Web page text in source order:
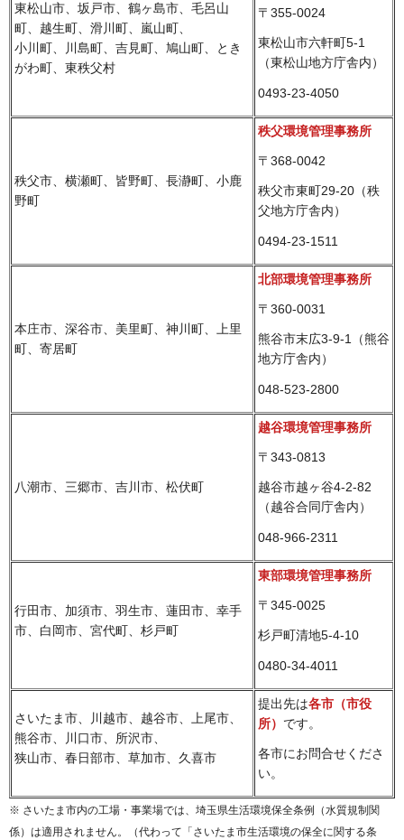
東松山市、坂戸市、鶴ヶ島市、毛呂山
町、越生町、滑川町、嵐山町、
小川町、川島町、吉見町、鳩山町、とき
がわ町、東秩父村
〒355-0024
東松山市六軒町5-1
（東松山地方庁舎内）
0493-23-4050
秩父市、横瀬町、皆野町、長瀞町、小鹿
野町
秩父環境管理事務所
〒368-0042
秩父市東町29-20（秩
父地方庁舎内）
0494-23-1511
本庄市、深谷市、美里町、神川町、上里
町、寄居町
北部環境管理事務所
〒360-0031
熊谷市末広3-9-1（熊谷
地方庁舎内）
048-523-2800
八潮市、三郷市、吉川市、松伏町
越谷環境管理事務所
〒343-0813
越谷市越ヶ谷4-2-82
（越谷合同庁舎内）
048-966-2311
行田市、加須市、羽生市、蓮田市、幸手
市、白岡市、宮代町、杉戸町
東部環境管理事務所
〒345-0025
杉戸町清地5-4-10
0480-34-4011
さいたま市、川越市、越谷市、上尾市、
熊谷市、川口市、所沢市、
狭山市、春日部市、草加市、久喜市
提出先は各市（市役
所） です。
各市にお問合せくださ
い。
※ さいたま市内の工場・事業場では、埼玉県生活環境保全条例（水質規制関
係）は適用されません。（代わって「さいたま市生活環境の保全に関する条